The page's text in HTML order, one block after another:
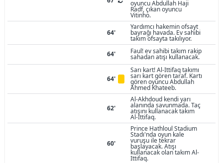
oyuncu Abdullah Haji
Radf, çıkan oyuncu
Vitinho.
64'
Yardımcı hakemin ofsayt
bayrağı havada. Ev sahibi
takım ofsayta takılıyor.
64'
Faul! ev sahibi takım rakip
sahadan atışı kullanacak.
64'
Sarı kart! Al-Ittifaq takımı
sarı kart gören taraf. Kartı
gören oyuncu Abdullah
Ahmed Khateeb.
62'
Al-Akhdoud kendi yarı
alanında savunmada. Taç
atışını kullanacak takım
Al-Ittifaq.
60'
Prince Hathloul Stadium
Stadı'nda oyun kale
vuruşu ile tekrar
başlayacak. Atışı
kullanacak olan takım Al-
Ittifaq.